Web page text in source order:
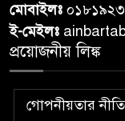
ডোনার্স ক্লাব” এবং
৮
মোবাইলঃ
ই-মেইলঃ
প্রয়োজনীয় লিঙ্ক
গোপনীয়তার নীতি